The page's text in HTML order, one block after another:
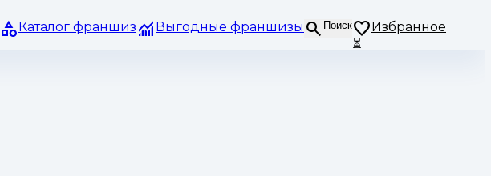
Каталог франшиз Выгодные франшизы Поиск
Избранное
⏳